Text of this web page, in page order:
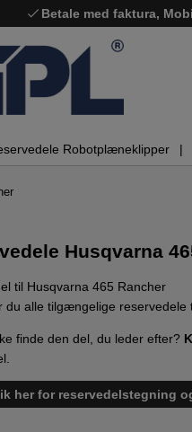
Betale med faktura,
Robotplæneklipper
Husqvarna
til Husqvarna 465 Rancher
du alle tilgængelige reservedele
finde den del, du leder efter?
her for reservedelstegning